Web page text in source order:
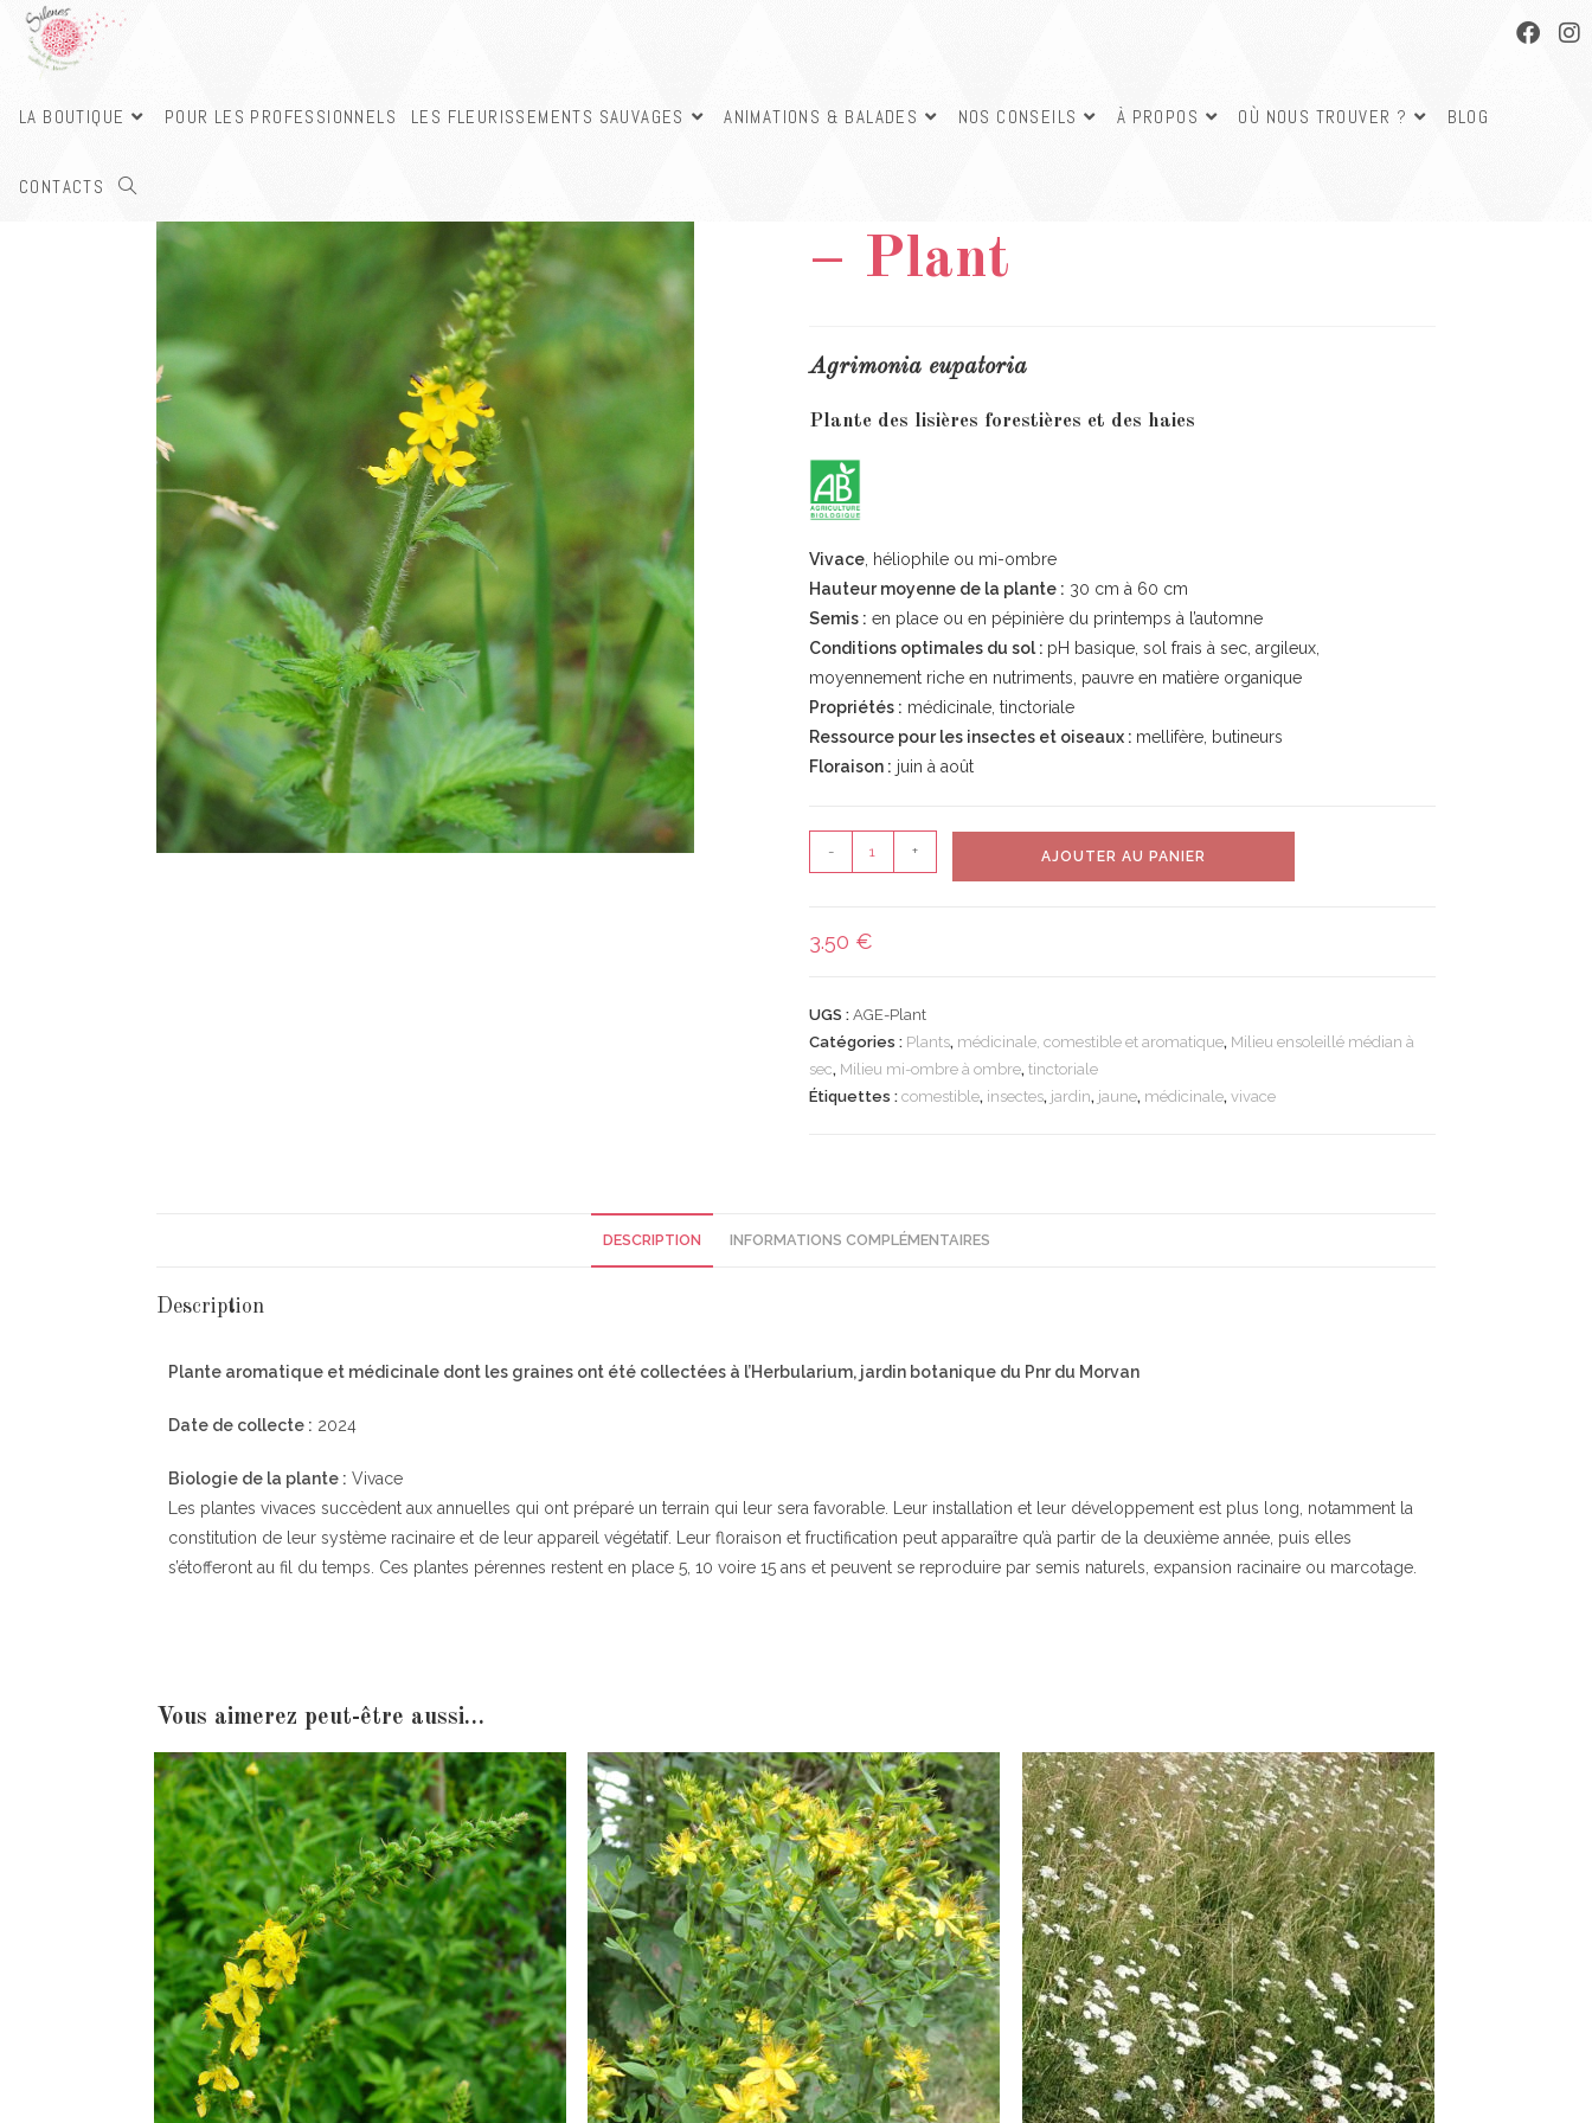
LA BOUTIQUE POUR LES PROFESSIONNELS LES FLEURISSEMENTS SAUVAGES ANIMATIONS & BALADES NOS CONSEILS À PROPOS OÙ NOUS TROUVER ? BLOG
CONTACTS
– Plant
Agrimonia eupatoria
Plante des lisières forestières et des haies
Vivace, héliophile ou mi-ombre
Hauteur moyenne de la plante : 30 cm à 60 cm
Semis : en place ou en pépinière du printemps à l’automne
Conditions optimales du sol : pH basique, sol frais à sec, argileux,
moyennement riche en nutriments, pauvre en matière organique
Propriétés : médicinale, tinctoriale
Ressource pour les insectes et oiseaux : mellifère, butineurs
Floraison : juin à août
- + AJOUTER AU PANIER
3.50 €
UGS : AGE-Plant
Catégories : Plants, médicinale, comestible et aromatique, Milieu ensoleillé médian à
sec, Milieu mi-ombre à ombre, tinctoriale
Étiquettes : comestible, insectes, jardin, jaune, médicinale, vivace
DESCRIPTION INFORMATIONS COMPLÉMENTAIRES
Description
Plante aromatique et médicinale dont les graines ont été collectées à l’Herbularium, jardin botanique du Pnr du Morvan
Date de collecte : 2024
Biologie de la plante : Vivace
Les plantes vivaces succèdent aux annuelles qui ont préparé un terrain qui leur sera favorable. Leur installation et leur développement est plus long, notamment la
constitution de leur système racinaire et de leur appareil végétatif. Leur floraison et fructification peut apparaître qu’à partir de la deuxième année, puis elles
s’étofferont au fil du temps. Ces plantes pérennes restent en place 5, 10 voire 15 ans et peuvent se reproduire par semis naturels, expansion racinaire ou marcotage.
Vous aimerez peut-être aussi…